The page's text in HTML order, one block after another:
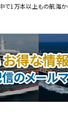
で1万本以上もの航海か